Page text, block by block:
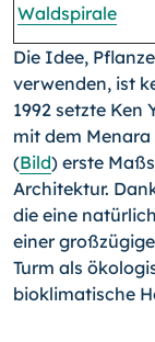
Waldspirale
Die Idee,
verwenden, ist
1992 setzte Ken
mit dem
(Bild) erste
Architektur.
die eine
einer
Turm als
bioklimatische